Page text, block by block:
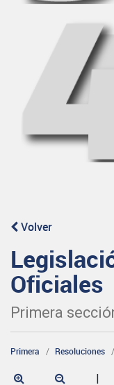
Volver
Oficiales
Primera
Primera Resoluciones
|